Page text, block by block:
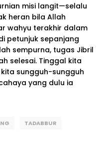
misi langit—selalu
heran bila Allah
wahyu terakhir dalam
petunjuk sepanjang
sempurna, tugas Jibril
selesai. Tinggal kita
sungguh-sungguh
yang dulu ia
TADABBUR